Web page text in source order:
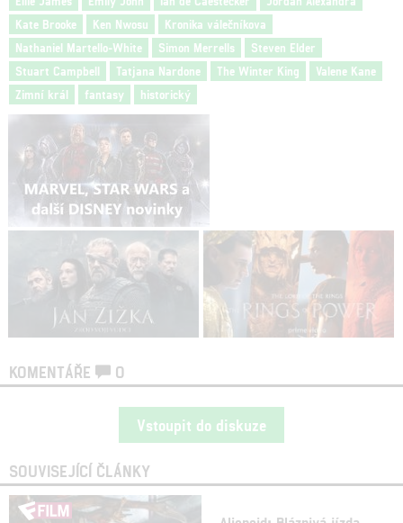
Kate Brooke
Ken Nwosu
Kronika válečníkova
Nathaniel Martello-White
Simon Merrells
Steven Elder
Stuart Campbell
Tatjana Nardone The Winter King
Valene Kane
Zimní král
fantasy historický
KOMENTÁŘE 0
Vstoupit do diskuze
SOUVISEJÍCÍ ČLÁNKY